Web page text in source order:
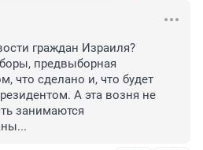
граждан Израиля?
предвыборная
что сделано и, что будет
А эта возня не
занимаются